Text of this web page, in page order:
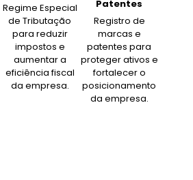
Regime Especial
de Tributação
para reduzir
impostos e
aumentar a
eficiência fiscal
da empresa.
Patentes
Registro de
marcas e
patentes para
proteger ativos e
fortalecer o
posicionamento
da empresa.